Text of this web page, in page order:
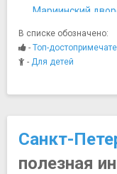
Мариинский
Меншиковский
Михайловский
Мраморный
Павловский
Таврический
Фермерский
В списке обозначено:
- Топ-
- Для детей
Санкт-
полезная